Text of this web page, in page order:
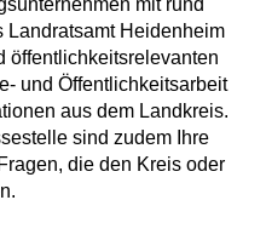
mit rund
Landratsamt Heidenheim
öffentlichkeitsrelevanten
und Öffentlichkeitsarbeit
aus dem Landkreis.
sind zudem Ihre
die den Kreis oder